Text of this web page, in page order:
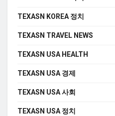
TEXASN KOREA 정치
TEXASN TRAVEL NEWS
TEXASN USA HEALTH
TEXASN USA 경제
TEXASN USA 사회
TEXASN USA 정치